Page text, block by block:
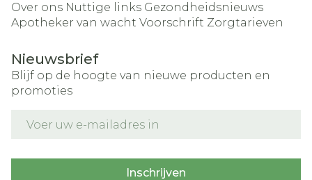
Over ons Nuttige links Gezondheidsnieuws
Apotheker van wacht Voorschrift Zorgtarieven
Nieuwsbrief
Blijf op de hoogte van nieuwe producten en
promoties
Inschrijven